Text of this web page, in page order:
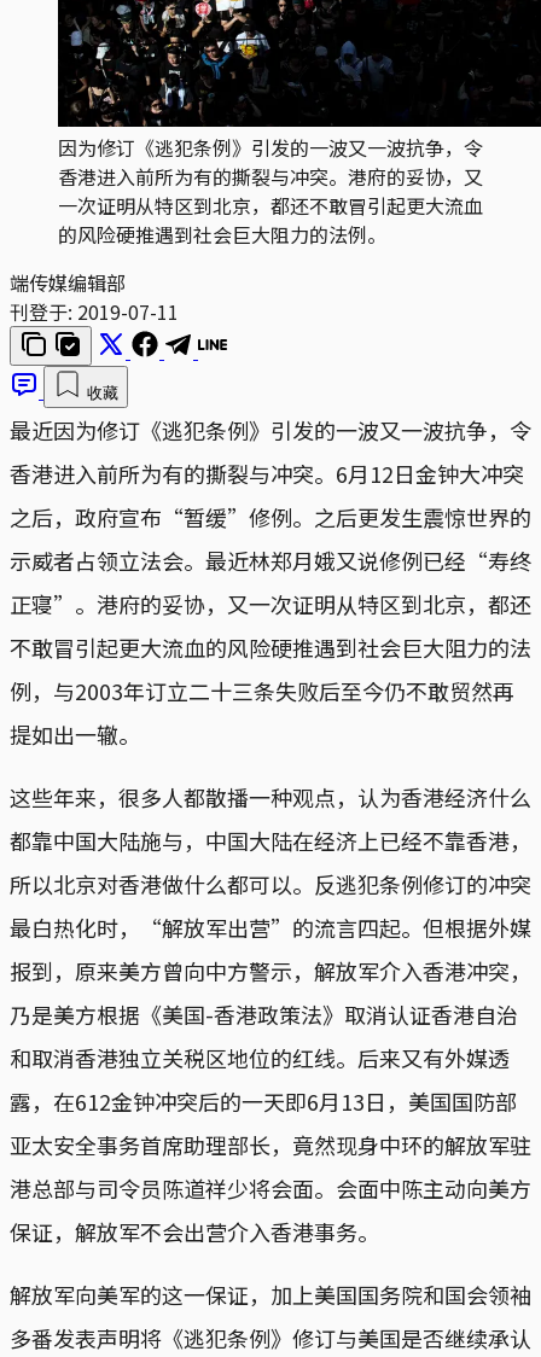
因为修订《逃犯条例》引发的一波又一波抗争，令
香港进入前所为有的撕裂与冲突。港府的妥协，又
一次证明从特区到北京，都还不敢冒引起更大流血
的风险硬推遇到社会巨大阻力的法例。
端传媒编辑部
刊登于: 2019-07-11
收藏
最近因为修订《逃犯条例》引发的一波又一波抗争，令
香港进入前所为有的撕裂与冲突。6月12日金钟大冲突
之后，政府宣布“暂缓”修例。之后更发生震惊世界的
示威者占领立法会。最近林郑月娥又说修例已经“寿终
正寝”。港府的妥协，又一次证明从特区到北京，都还
不敢冒引起更大流血的风险硬推遇到社会巨大阻力的法
例，与2003年订立二十三条失败后至今仍不敢贸然再
提如出一辙。
这些年来，很多人都散播一种观点，认为香港经济什么
都靠中国大陆施与，中国大陆在经济上已经不靠香港，
所以北京对香港做什么都可以。反逃犯条例修订的冲突
最白热化时，“解放军出营”的流言四起。但根据外媒
报到，原来美方曾向中方警示，解放军介入香港冲突，
乃是美方根据《美国-香港政策法》取消认证香港自治
和取消香港独立关税区地位的红线。后来又有外媒透
露，在612金钟冲突后的一天即6月13日，美国国防部
亚太安全事务首席助理部长，竟然现身中环的解放军驻
港总部与司令员陈道祥少将会面。会面中陈主动向美方
保证，解放军不会出营介入香港事务。
解放军向美军的这一保证，加上美国国务院和国会领袖
多番发表声明将《逃犯条例》修订与美国是否继续承认